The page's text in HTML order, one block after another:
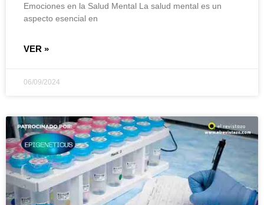
Emociones en la Salud Mental La salud mental es un
aspecto esencial en
VER »
06/09/2024